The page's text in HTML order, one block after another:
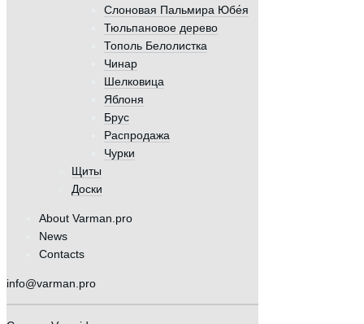
Слоновая Пальмира Юбе́я
Тюльпановое дерево
Тополь Белолистка
Чинар
Шелковица
Яблоня
Брус
Распродажа
Чурки
Щиты
Доски
About Varman.pro
News
Contacts
info@varman.pro